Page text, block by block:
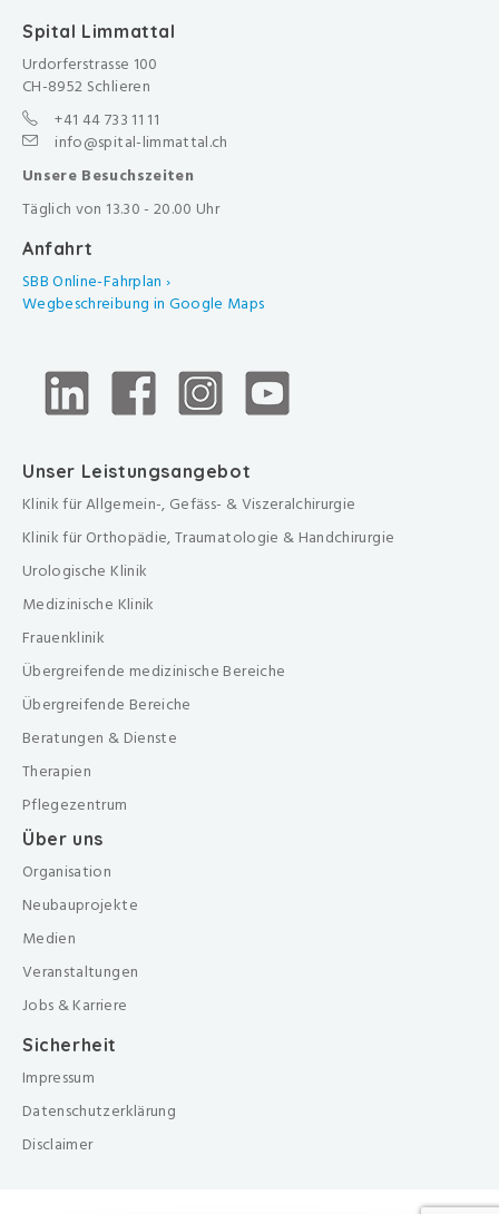
Spital Limmattal
Urdorferstrasse 100
CH-8952 Schlieren
+41 44 733 11 11
info@spital-limmattal.ch
Unsere Besuchszeiten
Täglich von 13.30 - 20.00 Uhr
Anfahrt
SBB Online-Fahrplan ›
Wegbeschreibung in Google Maps
Unser Leistungsangebot
Klinik für Allgemein-, Gefäss- & Viszeralchirurgie
Klinik für Orthopädie, Traumatologie & Handchirurgie
Urologische Klinik
Medizinische Klinik
Frauenklinik
Übergreifende medizinische Bereiche
Übergreifende Bereiche
Beratungen & Dienste
Therapien
Pflegezentrum
Über uns
Organisation
Neubauprojekte
Medien
Veranstaltungen
Jobs & Karriere
Sicherheit
Impressum
Datenschutzerklärung
Disclaimer